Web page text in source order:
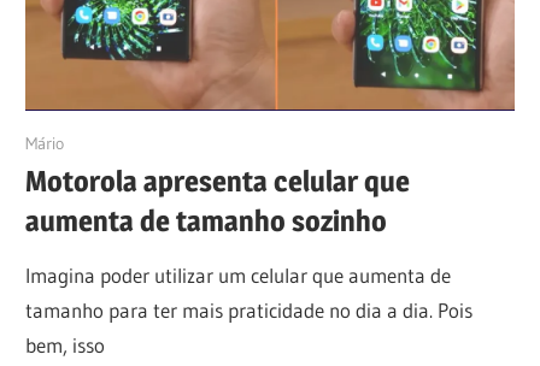
08/03/2023
Mário
Motorola apresenta celular que
aumenta de tamanho sozinho
Imagina poder utilizar um celular que aumenta de
tamanho para ter mais praticidade no dia a dia. Pois
bem, isso